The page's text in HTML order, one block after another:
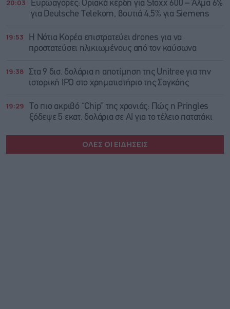
20:03
Ευρωαγορές: Οριακά κέρδη για Stoxx 600 – Άλμα 6%
για Deutsche Telekom, βουτιά 4,5% για Siemens
19:53
Η Νότια Κορέα επιστρατεύει drones για να
προστατεύσει ηλικιωμένους από τον καύσωνα
19:38
Στα 9 δισ. δολάρια η αποτίμηση της Unitree για την
ιστορική IPO στο χρηματιστήριο της Σαγκάης
19:29
Το πιο ακριβό “Chip” της χρονιάς: Πώς η Pringles
ξόδεψε 5 εκατ. δολάρια σε AI για το τέλειο πατατάκι
ΟΛΕΣ ΟΙ ΕΙΔΗΣΕΙΣ